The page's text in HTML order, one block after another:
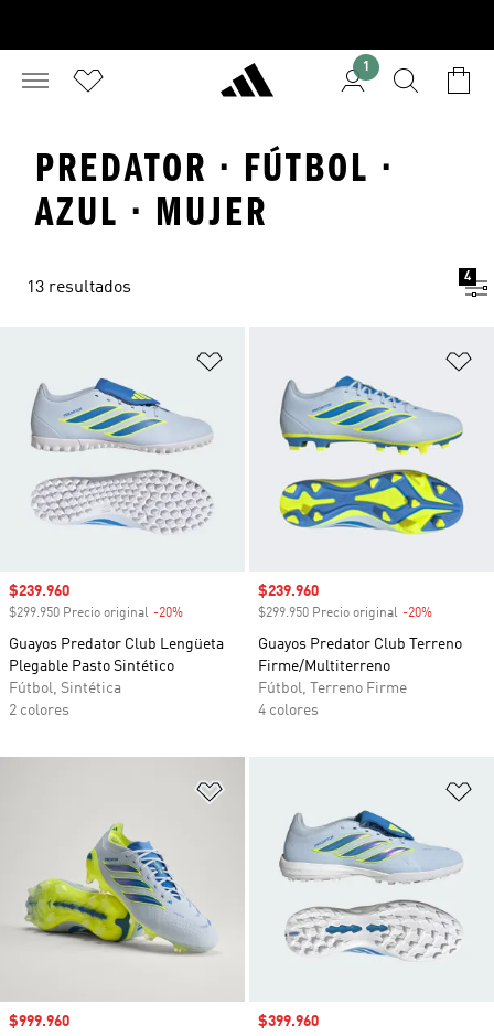
1
PREDATOR · FÚTBOL ·
AZUL · MUJER
13 resultados
4
Precio de venta
$239.960
$299.950 Precio original -20%
Guayos Predator Club Lengüeta
Plegable Pasto Sintético
Fútbol, Sintética
2 colores
Precio de venta
$239.960
$299.950 Precio original -20%
Guayos Predator Club Terreno
Firme/Multiterreno
Fútbol, Terreno Firme
4 colores
Precio de venta
$999.960 Precio de venta
$399.960